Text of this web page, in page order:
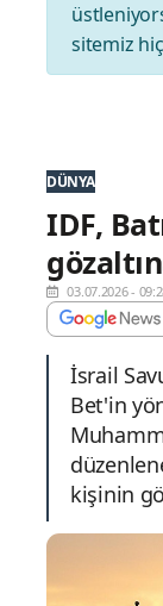
sitemiz
DÜNYA
IDF,
03.07.2026 -
İsrail
Bet'in
kişinin